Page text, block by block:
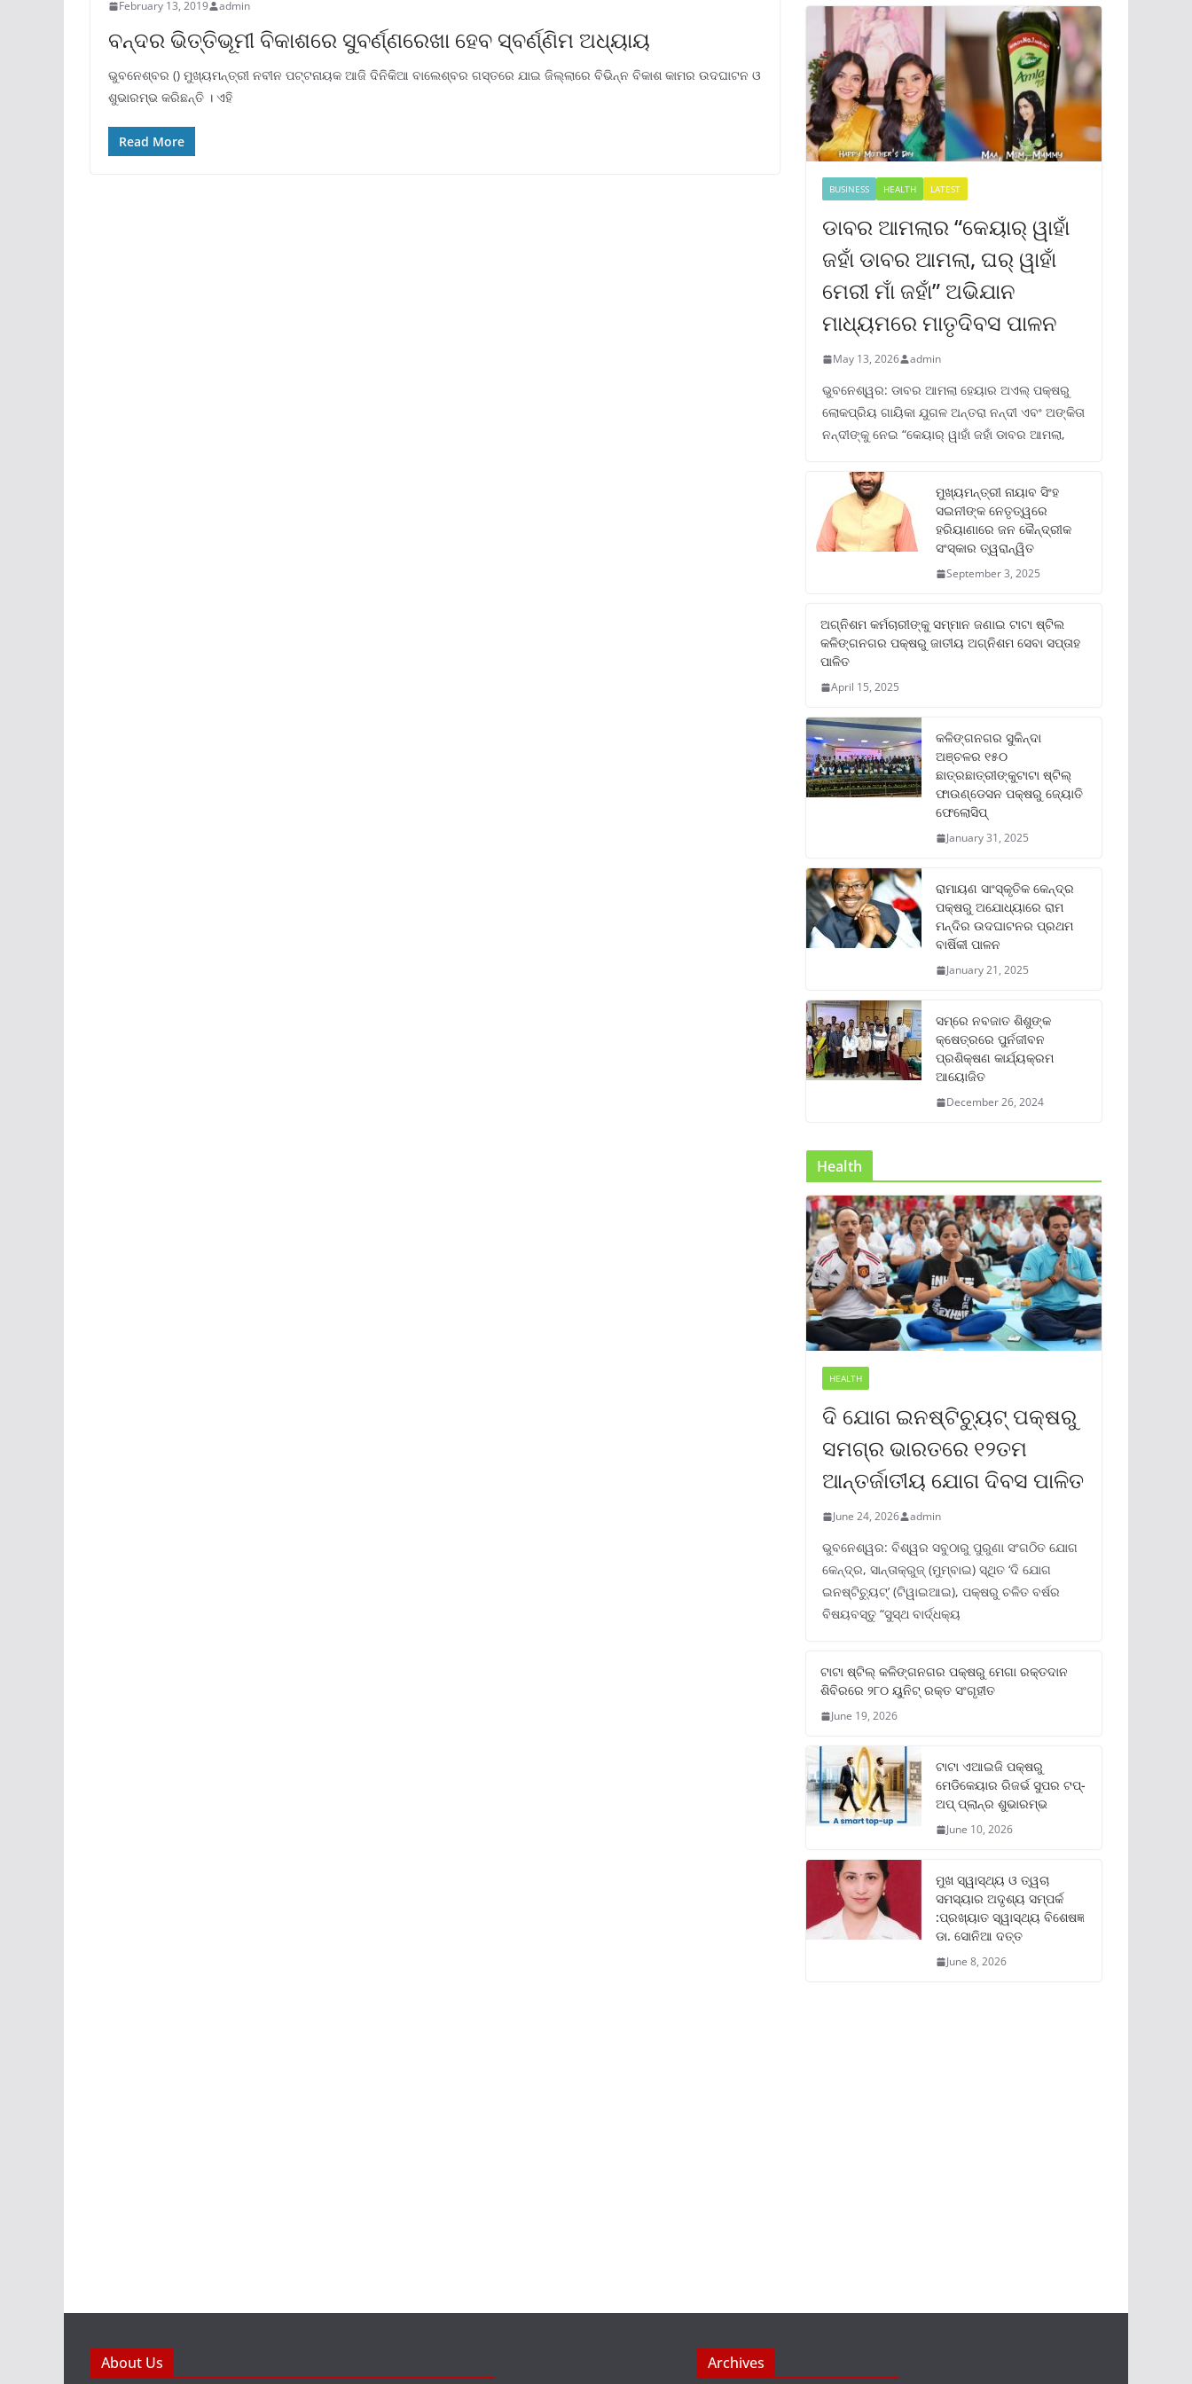
February 13, 2019 admin
ବନ୍ଦର ଭିତ୍ତିଭୂମୀ ବିକାଶରେ ସୁବର୍ଣ୍ଣରେଖା ହେବ ସ୍ବର୍ଣ୍ଣିମ ଅଧ୍ୟାୟ
ଭୁବନେଶ୍ବର () ମୁଖ୍ୟମନ୍ତ୍ରୀ ନବୀନ ପଟ୍ଟନାୟକ ଆଜି ଦିନିକିଆ ବାଲେଶ୍ବର ଗସ୍ତରେ ଯାଇ ଜିଲ୍ଲାରେ ବିଭିନ୍ନ ବିକାଶ କାମର ଉଦଘାଟନ ଓ
ଶୁଭାରମ୍ଭ କରିଛନ୍ତି । ଏହି
Read More
BUSINESS HEALTH LATEST
ଡାବର ଆମଲାର “କେୟାର୍ ୱାହାଁ
ଜହାଁ ଡାବର ଆମଲା, ଘର୍ ୱାହାଁ
ମେରୀ ମାଁ ଜହାଁ” ଅଭିଯାନ
ମାଧ୍ୟମରେ ମାତୃଦିବସ ପାଳନ
May 13, 2026 admin
ଭୁବନେଶ୍ୱର: ଡାବର ଆମଲା ହେୟାର ଅଏଲ୍ ପକ୍ଷରୁ
ଲୋକପ୍ରିୟ ଗାୟିକା ଯୁଗଳ ଅନ୍ତରା ନନ୍ଦୀ ଏବଂ ଅଙ୍କିତା
ନନ୍ଦୀଙ୍କୁ ନେଇ “କେୟାର୍ ୱାହାଁ ଜହାଁ ଡାବର ଆମଲା,
ମୁଖ୍ୟମନ୍ତ୍ରୀ ନାୟାବ ସିଂହ
ସଇନୀଙ୍କ ନେତୃତ୍ୱରେ
ହରିୟାଣାରେ ଜନ କୈନ୍ଦ୍ରୀକ
ସଂସ୍କାର ତ୍ୱରାନ୍ୱିତ
September 3, 2025
ଅଗ୍ନିଶମ କର୍ମଚାରୀଙ୍କୁ ସମ୍ମାନ ଜଣାଇ ଟାଟା ଷ୍ଟିଲ
କଳିଙ୍ଗନଗର ପକ୍ଷରୁ ଜାତୀୟ ଅଗ୍ନିଶମ ସେବା ସପ୍ତାହ
ପାଳିତ
April 15, 2025
କଳିଙ୍ଗନଗର ସୁକିନ୍ଦା
ଅଞ୍ଚଳର ୧୫୦
ଛାତ୍ରଛାତ୍ରୀଙ୍କୁଟାଟା ଷ୍ଟିଲ୍
ଫାଉଣ୍ଡେସନ ପକ୍ଷରୁ ଜ୍ୟୋତି
ଫେଲୋସିପ୍‌
January 31, 2025
ରାମାୟଣ ସାଂସ୍କୃତିକ କେନ୍ଦ୍ର
ପକ୍ଷରୁ ଅଯୋଧ୍ୟାରେ ରାମ
ମନ୍ଦିର ଉଦଘାଟନର ପ୍ରଥମ
ବାର୍ଷିକୀ ପାଳନ
January 21, 2025
ସମ୍‌ରେ ନବଜାତ ଶିଶୁଙ୍କ
କ୍ଷେତ୍ରରେ ପୁର୍ନଜୀବନ
ପ୍ରଶିକ୍ଷଣ କାର୍ଯ୍ୟକ୍ରମ
ଆୟୋଜିତ
December 26, 2024
Health
HEALTH
ଦି ଯୋଗ ଇନଷ୍ଟିଚ୍ୟୁଟ୍ ପକ୍ଷରୁ
ସମଗ୍ର ଭାରତରେ ୧୨ତମ
ଆନ୍ତର୍ଜାତୀୟ ଯୋଗ ଦିବସ ପାଳିତ
June 24, 2026 admin
ଭୁବନେଶ୍ୱର: ବିଶ୍ୱର ସବୁଠାରୁ ପୁରୁଣା ସଂଗଠିତ ଯୋଗ
କେନ୍ଦ୍ର, ସାନ୍ତାକ୍ରୁଜ୍ (ମୁମ୍ବାଇ) ସ୍ଥିତ ‘ଦି ଯୋଗ
ଇନଷ୍ଟିଚ୍ୟୁଟ୍‌’ (ଟିୱାଇଆଇ), ପକ୍ଷରୁ ଚଳିତ ବର୍ଷର
ବିଷୟବସ୍ତୁ “ସୁସ୍ଥ ବାର୍ଦ୍ଧକ୍ୟ
ଟାଟା ଷ୍ଟିଲ୍‌ କଳିଙ୍ଗନଗର ପକ୍ଷରୁ ମେଗା ରକ୍ତଦାନ
ଶିବିରରେ ୨୮୦ ୟୁନିଟ୍‌ ରକ୍ତ ସଂଗୃହୀତ
June 19, 2026
ଟାଟା ଏଆଇଜି ପକ୍ଷରୁ
ମେଡିକେୟାର ରିଜର୍ଭ ସୁପର ଟପ୍‌-
ଅପ୍ ପ୍ଲାନ୍‌ର ଶୁଭାରମ୍ଭ
June 10, 2026
ମୁଖ ସ୍ୱାସ୍ଥ୍ୟ ଓ ତ୍ୱଚା
ସମସ୍ୟାର ଅଦୃଶ୍ୟ ସମ୍ପର୍କ
:ପ୍ରଖ୍ୟାତ ସ୍ୱାସ୍ଥ୍ୟ ବିଶେଷଜ୍ଞ
ଡା. ସୋନିଆ ଦତ୍ତ
June 8, 2026
About Us Archives